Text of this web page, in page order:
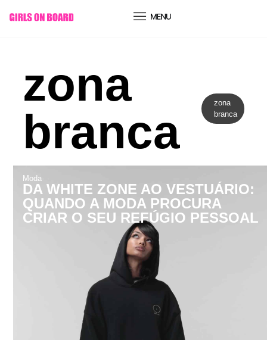
conteúdo
zona
branca
zona
branca
Moda
DA WHITE ZONE AO VESTUÁRIO:
QUANDO A MODA PROCURA
CRIAR O SEU REFÚGIO PESSOAL